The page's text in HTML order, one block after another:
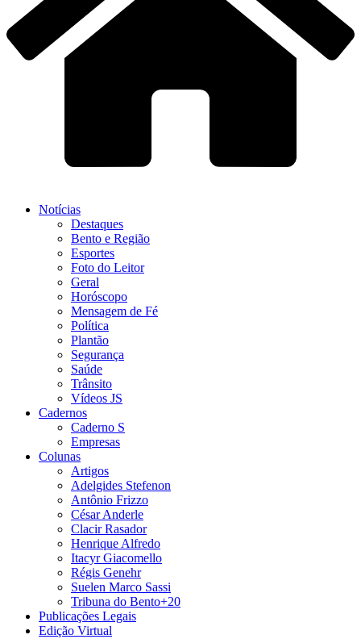
Notícias
Destaques
Bento e Região
Esportes
Foto do Leitor
Geral
Horóscopo
Mensagem de Fé
Política
Plantão
Segurança
Saúde
Trânsito
Vídeos JS
Cadernos
Caderno S
Empresas
Colunas
Artigos
Adelgides Stefenon
Antônio Frizzo
César Anderle
Clacir Rasador
Henrique Alfredo
Itacyr Giacomello
Régis Genehr
Suelen Marco Sassi
Tribuna do Bento+20
Publicações Legais
Edição Virtual